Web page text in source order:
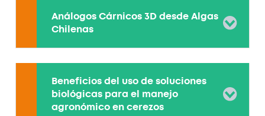
Análogos Cárnicos 3D desde Algas
Chilenas
Beneficios del uso de soluciones
biológicas para el manejo
agronómico en cerezos